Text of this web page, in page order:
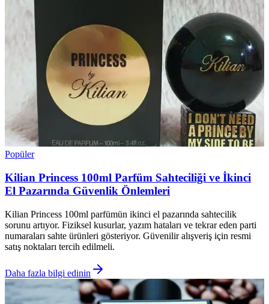
Popüler
Kilian Princess 100ml Parfüm Sahteciliği ve İkinci
El Pazarında Güvenlik Önlemleri
Kilian Princess 100ml parfümün ikinci el pazarında sahtecilik
sorunu artıyor. Fiziksel kusurlar, yazım hataları ve tekrar eden parti
numaraları sahte ürünleri gösteriyor. Güvenilir alışveriş için resmi
satış noktaları tercih edilmeli.
Daha fazla bilgi edinin